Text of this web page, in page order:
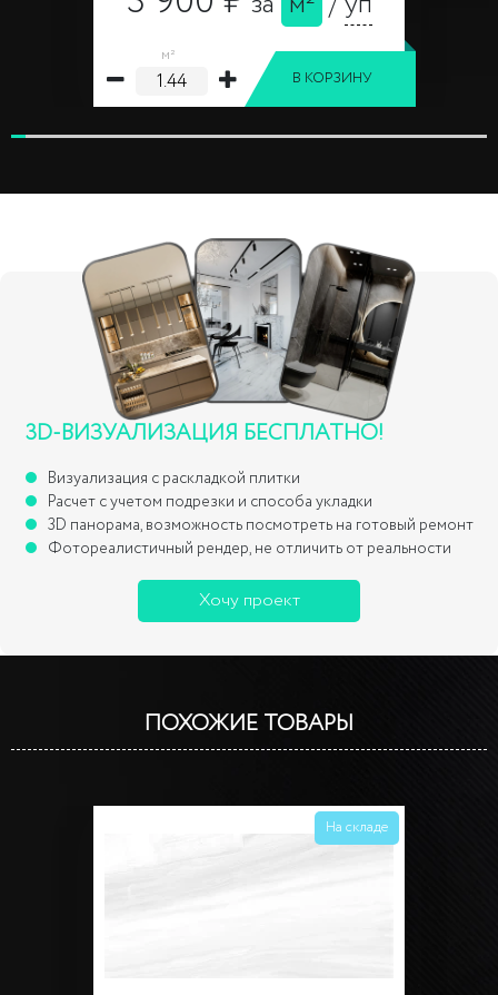
м²
В КОРЗИНУ
3D-ВИЗУАЛИЗАЦИЯ БЕСПЛАТНО!
Визуализация с раскладкой плитки
Расчет с учетом подрезки и способа укладки
3D панорама, возможность посмотреть на готовый ремонт
Фотореалистичный рендер, не отличить от реальности
Хочу проект
ПОХОЖИЕ ТОВАРЫ
На складе